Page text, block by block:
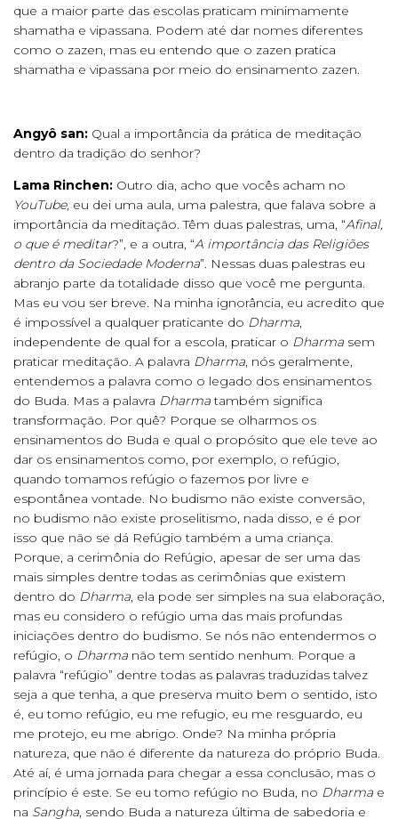
que a maior parte das escolas praticam minimamente
shamatha e vipassana. Podem até dar nomes diferentes
como o zazen, mas eu entendo que o zazen pratica
shamatha e vipassana por meio do ensinamento zazen.
Angyô san: Qual a importância da prática de meditação
dentro da tradição do senhor?
Lama Rinchen: Outro dia, acho que vocês acham no
YouTube, eu dei uma aula, uma palestra, que falava sobre a
importância da meditação. Têm duas palestras, uma, “Afinal,
o que é meditar?”, e a outra, “A importância das Religiões
dentro da Sociedade Moderna”. Nessas duas palestras eu
abranjo parte da totalidade disso que você me pergunta.
Mas eu vou ser breve. Na minha ignorância, eu acredito que
é impossível a qualquer praticante do Dharma,
independente de qual for a escola, praticar o Dharma sem
praticar meditação. A palavra Dharma, nós geralmente,
entendemos a palavra como o legado dos ensinamentos
do Buda. Mas a palavra Dharmatambém significa
transformação. Por quê? Porque se olharmos os
ensinamentos do Buda e qual o propósito que ele teve ao
dar os ensinamentos como, por exemplo, o refúgio,
quando tomamos refúgio o fazemos por livre e
espontânea vontade. No budismo não existe conversão,
no budismo não existe proselitismo, nada disso, e é por
isso que não se dá Refúgio também a uma criança.
Porque, a cerimônia do Refúgio, apesar de ser uma das
mais simples dentre todas as cerimônias que existem
dentro do Dharma, ela pode ser simples na sua elaboração,
mas eu considero o refúgio uma das mais profundas
iniciações dentro do budismo. Se nós não entendermos o
refúgio, o Dharma não tem sentido nenhum. Porque a
palavra “refúgio” dentre todas as palavras traduzidas talvez
seja a que tenha, a que preserva muito bem o sentido, isto
é, eu tomo refúgio, eu me refugio, eu me resguardo, eu
me protejo, eu me abrigo. Onde? Na minha própria
natureza, que não é diferente da natureza do próprio Buda.
Até aí, é uma jornada para chegar a essa conclusão, mas o
princípio é este. Se eu tomo refúgio no Buda, no Dharma e
na Sangha, sendo Buda a natureza última de sabedoria e